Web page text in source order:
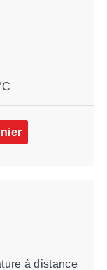
à distance